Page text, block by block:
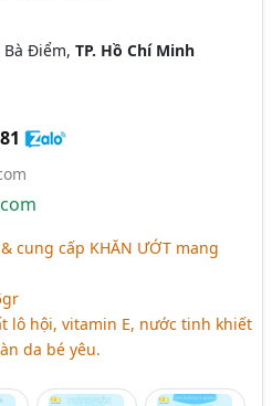
Bà Điểm,TP. Hồ Chí Minh
cung cấp KHĂN ƯỚT mang
lô hội, vitamin E, nước tinh khiết
da bé yêu.